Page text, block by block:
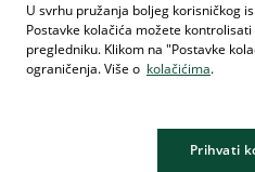
U svrhu pružanja boljeg korisničkog
Postavke kolačića možete
pregledniku. Klikom na "Postavke
ograničenja. Više o kolačićima.
Prihvati
Besplatni info telefon
080 020 307